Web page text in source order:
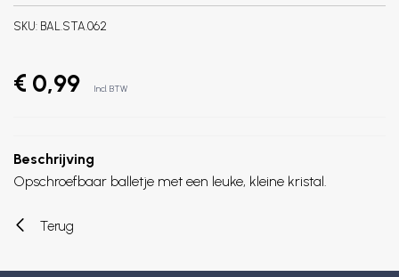
SKU: BAL.STA.062
€ 0,99 Incl. BTW
Beschrijving
Opschroefbaar balletje met een leuke, kleine kristal.
Terug